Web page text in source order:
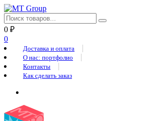
0 ₽
0
Доставка и оплата
О нас: портфолио
Контакты
Как сделать заказ